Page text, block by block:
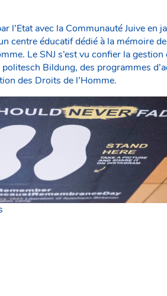
l’Etat avec la Communauté Juive en
centre éducatif dédié à la mémoire
Le SNJ s’est vu confier la gestion
Bildung, des programmes
des Droits de l’Homme.